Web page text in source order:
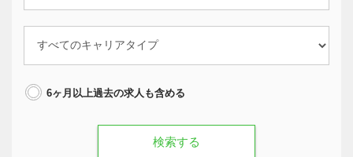
6ヶ月以上過去の求人も含める
検索する